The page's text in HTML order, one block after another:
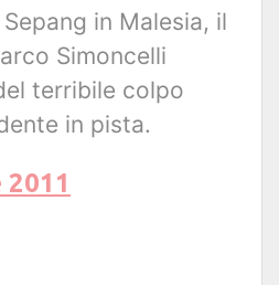
in Malesia, il
Simoncelli
terribile colpo
in pista.